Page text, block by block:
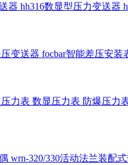
器 hh316数显型压力变送器
变送器 focbar智能差压安装
力表 数显压力表 防爆压力
wrn-320/330活动法兰装配